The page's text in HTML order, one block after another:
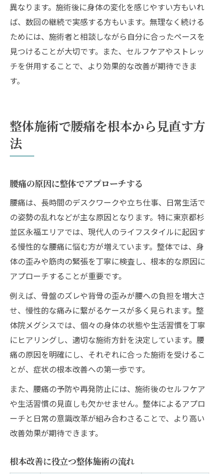
異なります。施術後に身体の変化を感じやすい方もいれ
ば、数回の継続で実感する方もいます。無理なく続ける
ためには、施術者と相談しながら自分に合ったペースを
見つけることが大切です。また、セルフケアやストレッ
チを併用することで、より効果的な改善が期待できま
す。
整体施術で腰痛を根本から見直す方
法
腰痛の原因に整体でアプローチする
腰痛は、長時間のデスクワークや立ち仕事、日常生活で
の姿勢の乱れなどが主な原因となります。特に東京都杉
並区永福エリアでは、現代人のライフスタイルに起因す
る慢性的な腰痛に悩む方が増えています。整体では、身
体の歪みや筋肉の緊張を丁寧に検査し、根本的な原因に
アプローチすることが重要です。
例えば、骨盤のズレや背骨の歪みが腰への負担を増大さ
せ、慢性的な痛みに繋がるケースが多く見られます。整
体院メグシスでは、個々の身体の状態や生活習慣を丁寧
にヒアリングし、適切な施術方針を決定しています。腰
痛の原因を明確にし、それぞれに合った施術を受けるこ
とが、症状の根本改善への第一歩です。
また、腰痛の予防や再発防止には、施術後のセルフケア
や生活習慣の見直しも欠かせません。整体によるアプロ
ーチと日常の意識改革が組み合わさることで、より高い
改善効果が期待できます。
根本改善に役立つ整体施術の流れ